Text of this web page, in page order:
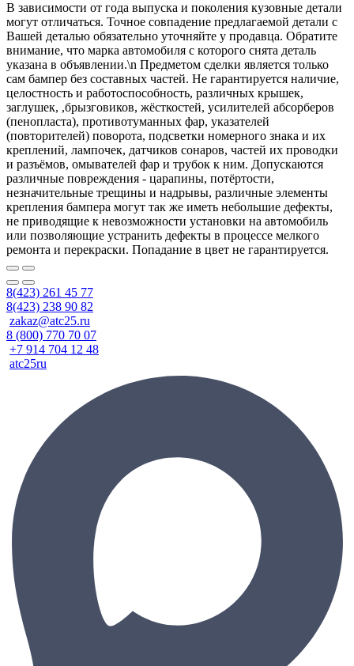
В зависимости от года выпуска и поколения кузовные детали
могут отличаться. Точное совпадение предлагаемой детали с
Вашей деталью обязательно уточняйте у продавца. Обратите
внимание, что марка автомобиля с которого снята деталь
указана в объявлении.\n Предметом сделки является только
сам бампер без составных частей. Не гарантируется наличие,
целостность и работоспособность, различных крышек,
заглушек, ,брызговиков, жёсткостей, усилителей абсорберов
(пенопласта), противотуманных фар, указателей
(повторителей) поворота, подсветки номерного знака и их
креплений, лампочек, датчиков сонаров, частей их проводки
и разъёмов, омывателей фар и трубок к ним. Допускаются
различные повреждения - царапины, потёртости,
незначительные трещины и надрывы, различные элементы
крепления бампера могут так же иметь небольшие дефекты,
не приводящие к невозможности установки на автомобиль
или позволяющие устранить дефекты в процессе мелкого
ремонта и перекраски. Попадание в цвет не гарантируется.
8(423) 261 45 77
8(423) 238 90 82
zakaz@atc25.ru
8 (800) 770 70 07
+7 914 704 12 48
atc25ru